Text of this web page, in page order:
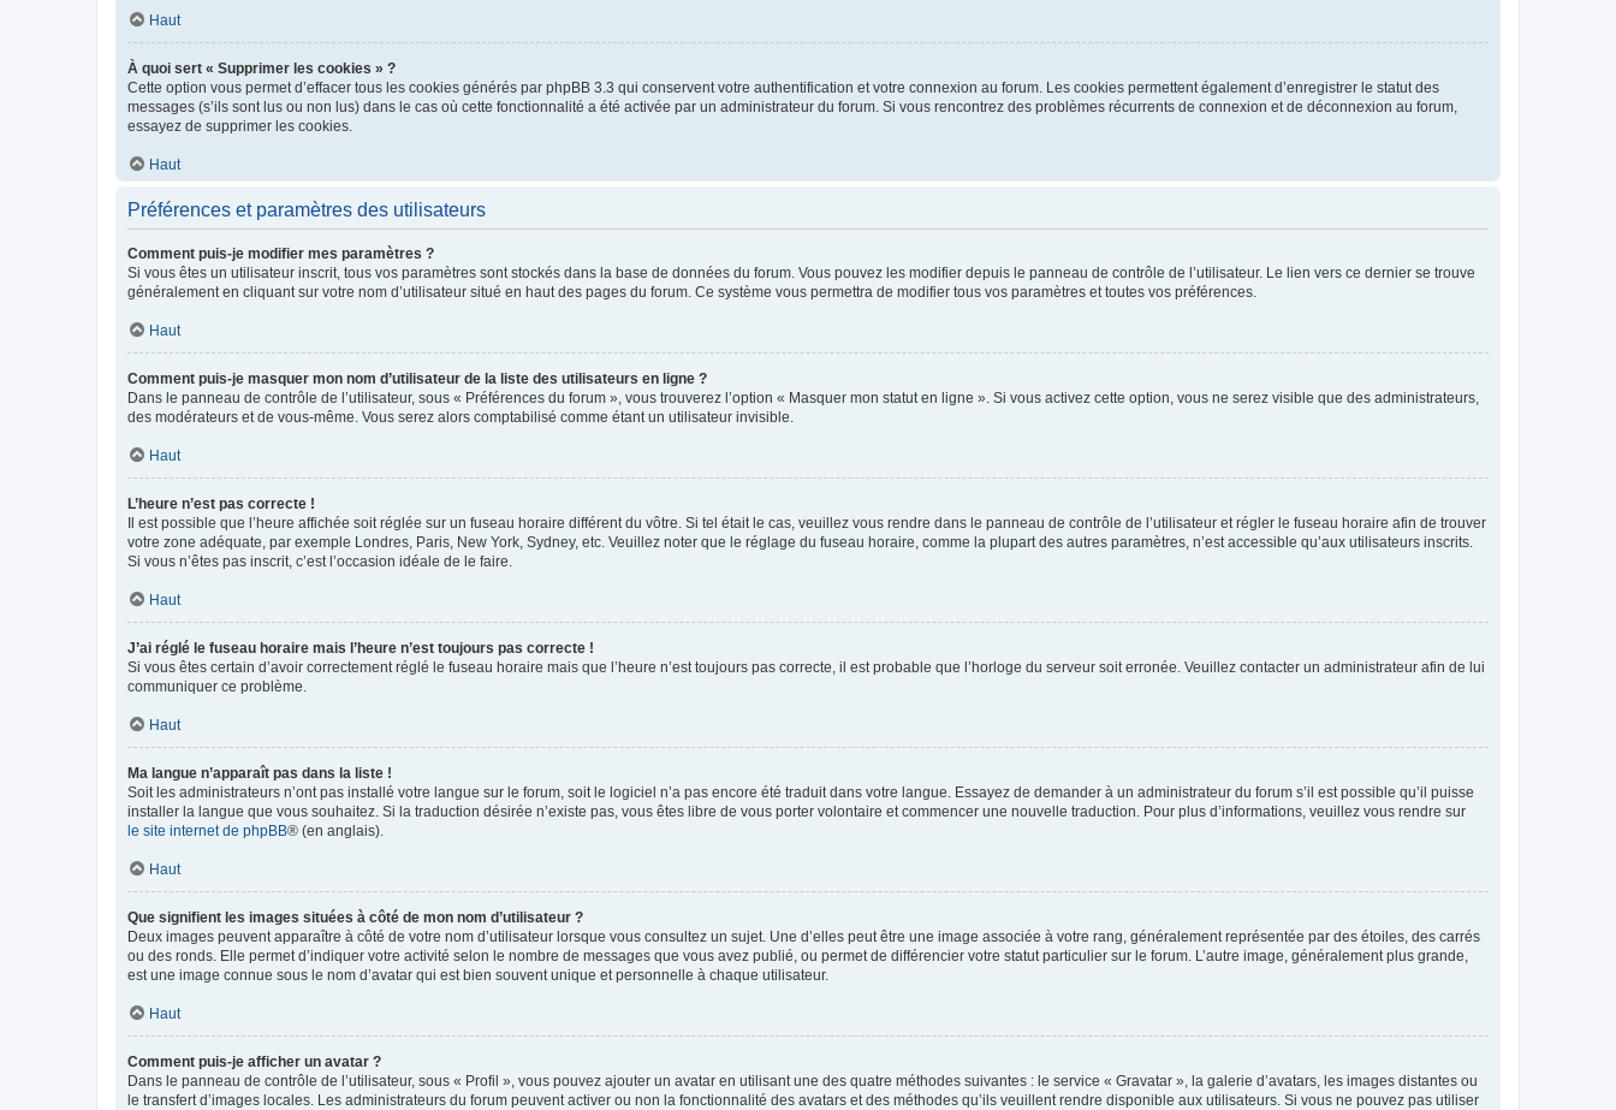
Haut
À quoi sert « Supprimer les cookies » ?
Cette option vous permet d’effacer tous les cookies générés par phpBB 3.3 qui conservent votre authentification et votre connexion au forum. Les cookies permettent également d’enregistrer le statut des
messages (s’ils sont lus ou non lus) dans le cas où cette fonctionnalité a été activée par un administrateur du forum. Si vous rencontrez des problèmes récurrents de connexion et de déconnexion au forum,
essayez de supprimer les cookies.
Haut
Préférences et paramètres des utilisateurs
Comment puis-je modifier mes paramètres ?
Si vous êtes un utilisateur inscrit, tous vos paramètres sont stockés dans la base de données du forum. Vous pouvez les modifier depuis le panneau de contrôle de l’utilisateur. Le lien vers ce dernier se trouve
généralement en cliquant sur votre nom d’utilisateur situé en haut des pages du forum. Ce système vous permettra de modifier tous vos paramètres et toutes vos préférences.
Haut
Comment puis-je masquer mon nom d’utilisateur de la liste des utilisateurs en ligne ?
Dans le panneau de contrôle de l’utilisateur, sous « Préférences du forum », vous trouverez l’option « Masquer mon statut en ligne ». Si vous activez cette option, vous ne serez visible que des administrateurs,
des modérateurs et de vous-même. Vous serez alors comptabilisé comme étant un utilisateur invisible.
Haut
L’heure n’est pas correcte !
Il est possible que l’heure affichée soit réglée sur un fuseau horaire différent du vôtre. Si tel était le cas, veuillez vous rendre dans le panneau de contrôle de l’utilisateur et régler le fuseau horaire afin de trouver
votre zone adéquate, par exemple Londres, Paris, New York, Sydney, etc. Veuillez noter que le réglage du fuseau horaire, comme la plupart des autres paramètres, n’est accessible qu’aux utilisateurs inscrits.
Si vous n’êtes pas inscrit, c’est l’occasion idéale de le faire.
Haut
J’ai réglé le fuseau horaire mais l’heure n’est toujours pas correcte !
Si vous êtes certain d’avoir correctement réglé le fuseau horaire mais que l’heure n’est toujours pas correcte, il est probable que l’horloge du serveur soit erronée. Veuillez contacter un administrateur afin de lui
communiquer ce problème.
Haut
Ma langue n’apparaît pas dans la liste !
Soit les administrateurs n’ont pas installé votre langue sur le forum, soit le logiciel n’a pas encore été traduit dans votre langue. Essayez de demander à un administrateur du forum s’il est possible qu’il puisse
installer la langue que vous souhaitez. Si la traduction désirée n’existe pas, vous êtes libre de vous porter volontaire et commencer une nouvelle traduction. Pour plus d’informations, veuillez vous rendre sur
le site internet de phpBB® (en anglais).
Haut
Que signifient les images situées à côté de mon nom d’utilisateur ?
Deux images peuvent apparaître à côté de votre nom d’utilisateur lorsque vous consultez un sujet. Une d’elles peut être une image associée à votre rang, généralement représentée par des étoiles, des carrés
ou des ronds. Elle permet d’indiquer votre activité selon le nombre de messages que vous avez publié, ou permet de différencier votre statut particulier sur le forum. L’autre image, généralement plus grande,
est une image connue sous le nom d’avatar qui est bien souvent unique et personnelle à chaque utilisateur.
Haut
Comment puis-je afficher un avatar ?
Dans le panneau de contrôle de l’utilisateur, sous « Profil », vous pouvez ajouter un avatar en utilisant une des quatre méthodes suivantes : le service « Gravatar », la galerie d’avatars, les images distantes ou
le transfert d’images locales. Les administrateurs du forum peuvent activer ou non la fonctionnalité des avatars et des méthodes qu’ils veuillent rendre disponible aux utilisateurs. Si vous ne pouvez pas utiliser